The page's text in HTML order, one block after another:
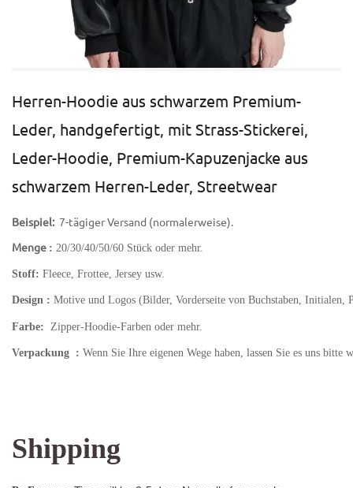
Herren-Hoodie aus schwarzem Premium-
Leder, handgefertigt, mit Strass-Stickerei,
Leder-Hoodie, Premium-Kapuzenjacke aus
schwarzem Herren-Leder, Streetwear
Beispiel: 7-tägiger Versand (normalerweise).
Menge : 20/30/40/50/60 Stück oder mehr.
Stoff: Fleece, Frottee, Jersey usw.
Design : Motive und Logos (Bilder, Vorderseite von Buchstaben, Initialen,
Farbe: Zipper-Hoodie-Farben oder mehr.
Verpackung : Wenn Sie Ihre eigenen Wege haben, lassen Sie es uns bitte
Shipping